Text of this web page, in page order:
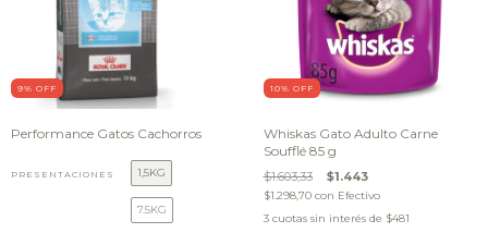
9% OFF
Performance Gatos Cachorros
PRESENTACIONES 1,5KG
7.5KG
10% OFF
Whiskas Gato Adulto Carne
Soufflé 85 g
$1.603,33 $1.443
$1.298,70 con Efectivo
3 cuotas sin interés de $481